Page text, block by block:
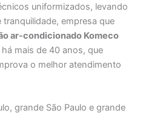
uniformizados, levando
empresa que
ar-condicionado Komeco
há mais de 40 anos, que
o melhor atendimento
grande São Paulo e grande